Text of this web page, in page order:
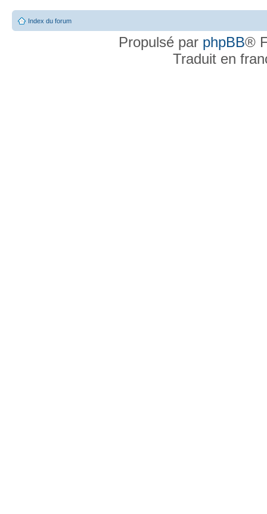
Index du forum
Propulsé par phpBB®
Traduit en